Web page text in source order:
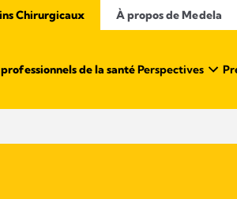
Chirurgicaux À propos de Medela
de la santé Perspectives